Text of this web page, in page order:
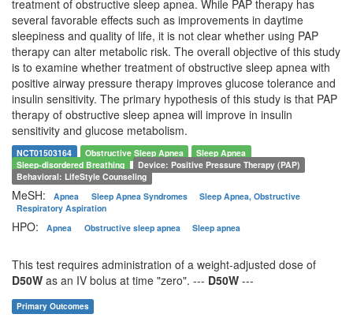
treatment of obstructive sleep apnea. While PAP therapy has
several favorable effects such as improvements in daytime
sleepiness and quality of life, it is not clear whether using PAP
therapy can alter metabolic risk. The overall objective of this study
is to examine whether treatment of obstructive sleep apnea with
positive airway pressure therapy improves glucose tolerance and
insulin sensitivity. The primary hypothesis of this study is that PAP
therapy of obstructive sleep apnea will improve in insulin
sensitivity and glucose metabolism.
NCT01503164 Obstructive Sleep Apnea
Sleep Apnea
Sleep-disordered Breathing
Device: Positive Pressure Therapy (PAP)
Behavioral: LifeStyle Counseling
MeSH: Apnea Sleep Apnea Syndromes
Sleep Apnea, Obstructive
Respiratory Aspiration
HPO: Apnea Obstructive sleep apnea Sleep apnea
This test requires administration of a weight-adjusted dose of
D50W as an IV bolus at time "zero". --- D50W ---
Primary Outcomes